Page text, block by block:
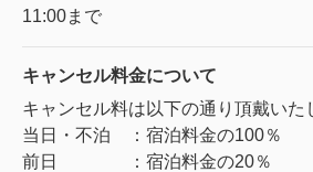
11:00まで
キャンセル料金について
キャンセル料は以下の通り頂戴いた
当日・不泊 ：宿泊料金の100％
前日 ：宿泊料金の20％